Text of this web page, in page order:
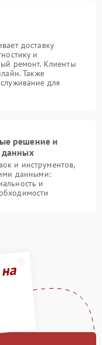
доставку
и
ремонт. Клиенты
Также
для
решение и
данных
и инструментов,
данными:
и